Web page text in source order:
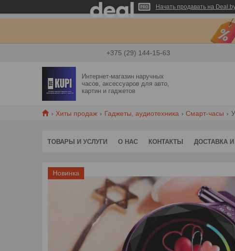
Начать продавать на
+375 (29) 144-15-63
Интернет-магазин наручных
часов, аксессуаров для авто,
картин и гаджетов
Хиты продаж Гаджеты, аудиотехника Смарт-часы
ТОВАРЫ И УСЛУГИ О НАС КОНТАКТЫ ДОСТАВКА
Новинка